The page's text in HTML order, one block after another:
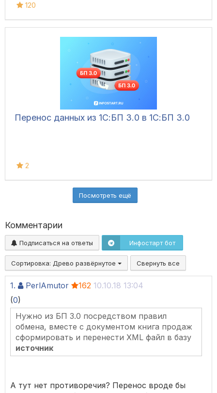
120
Перенос данных из 1С:БП 3.0 в 1С:БП 3.0
2
Посмотреть ещё
Комментарии
Подписаться на ответы Инфостарт бот
Сортировка: Древо развёрнутое Свернуть все
1. PerlAmutor 162 10.10.18 13:04
(0)
Нужно из БП 3.0 посредством правил
обмена, вместе с документом книга продаж
сформировать и перенести XML файл в базу
источник
А тут нет противоречия? Перенос вроде бы